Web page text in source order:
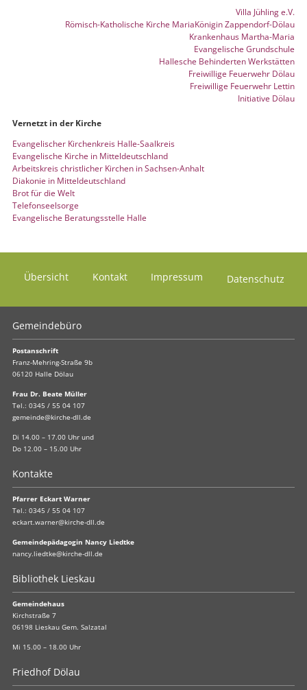
Villa Jühling e.V.
Römisch-Katholische Kirche MariaKönigin Zappendorf-Dölau
Krankenhaus Martha-Maria
Evangelische Grundschule
Hallesche Behinderten Werkstätten
Freiwillige Feuerwehr Dölau
Freiwillige Feuerwehr Lettin
Initiative Dölau
Vernetzt in der Kirche
Evangelischer Kirchenkreis Halle-Saalkreis
Evangelische Kirche in Mitteldeutschland
Arbeitskreis christlicher Kirchen in Sachsen-Anhalt
Diakonie in Mitteldeutschland
Brot für die Welt
Telefonseelsorge
Evangelische Beratungsstelle Halle
Übersicht Kontakt Impressum Datenschutz
Gemeindebüro
Postanschrift
Franz-Mehring-Straße 9b
06120 Halle Dölau
Frau Dr. Beate Müller
Tel.: 0345 / 55 04 107
gemeinde@kirche-dll.de
Di 14.00 – 17.00 Uhr und
Do 12.00 – 15.00 Uhr
Kontakte
Pfarrer Eckart Warner
Tel.: 0345 / 55 04 107
eckart.warner@kirche-dll.de
Gemeindepädagogin Nancy Liedtke
nancy.liedtke@kirche-dll.de
Bibliothek Lieskau
Gemeindehaus
Kirchstraße 7
06198 Lieskau Gem. Salzatal
Mi 15.00 – 18.00 Uhr
Friedhof Dölau